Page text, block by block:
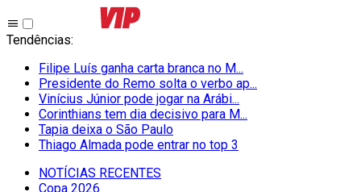
Tendências:
Filipe Luís ganha carta branca no M...
Presidente do Remo solta o verbo ap...
Vinícius Júnior pode jogar na Arábi...
Corinthians tem dia decisivo para M...
Tapia deixa o São Paulo
Thiago Almada pode entrar no top 3
NOTÍCIAS RECENTES
Copa 2026